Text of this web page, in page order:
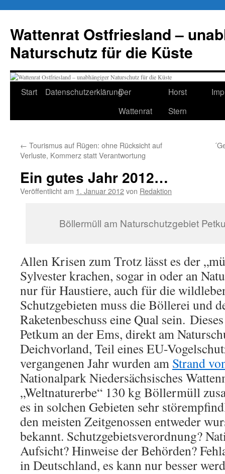
springen
Wattenrat Ostfriesland –
Naturschutz für die Küste
Start DatenschutzerklärungDer
Wattenrat
Horst
Stern
← Tourismus auf Rügen: ohne Rücksicht auf
Verluste, Kommerz statt Verantwortung
Ein gutes Jahr 2012…
Veröffentlicht am 1. Januar 2012von Redaktion
Böllermüll am Naturschutzgebiet
Allen Krisen zum Trotz lässt es der
Sylvester krachen, sogar in oder an
nur für Haustiere, auch für die
Schutzgebieten muss die Böllerei und
Raketenbeschuss eine Qual sein.
Petkum an der Ems, direkt am
Deichvorland, Teil eines EU-
vergangenen Jahr wurden am Strand
Nationalpark Niedersächsisches
„Weltnaturerbe“ 130 kg Böllermüll
es in solchen Gebieten sehr
den meisten Zeitgenossen entweder
bekannt. Schutzgebietsverordnung?
Aufsicht? Hinweise der Behörden?
in Deutschland, es kann nur besser